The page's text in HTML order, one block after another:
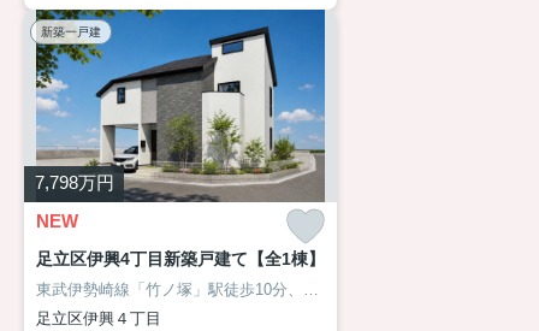
新築一戸建
7,798万円
NEW
足立区伊興4丁目新築戸建て【全1棟】
東武伊勢崎線「竹ノ塚」駅徒歩10分、開放感あふれる南西角地に誕生する太陽光発電搭載のエコ住宅！省エネ性能と経済性を兼ね備えた住まいです。吹き抜け天井が生み出す明るく伸びやかなLDKに加え、ロフトやウォークインクローゼット、シューズインクローゼットなど豊富な収納を備え、住空間をすっきり広々と活用できます。まずはアサイホーム【03-6458-0914】までお気軽にお問合せ下さい！
足立区伊興４丁目